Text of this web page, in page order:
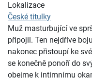
Lokalizace
České titulky
Muž masturbující ve
připojil. Ten nejdříve
nakonec přistoupí ke
se konečně ponoří do
obejme k intimnímu